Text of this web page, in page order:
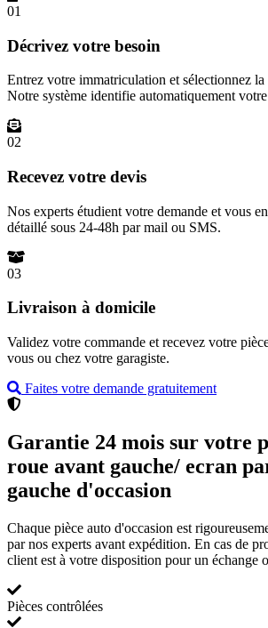
01
Décrivez votre besoin
Entrez votre immatriculation et sélectionnez la
Notre système identifie automatiquement
02
Recevez votre devis
Nos experts étudient votre demande et vous
détaillé sous 24-48h par mail ou SMS.
03
Livraison à domicile
Validez votre commande et recevez votre
vous ou chez votre garagiste.
Faites votre demande gratuitement
Garantie 24 mois sur votre
roue avant gauche/ ecran
gauche d'occasion
Chaque pièce auto d'occasion est
par nos experts avant expédition. En cas de
client est à votre disposition pour un échange
Pièces contrôlées